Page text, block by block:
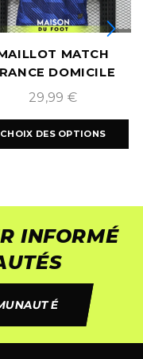
MATCH
DOMICILE
DU MONDE
29,99 €
CHOIX DES OPTIONS
INFORMÉ